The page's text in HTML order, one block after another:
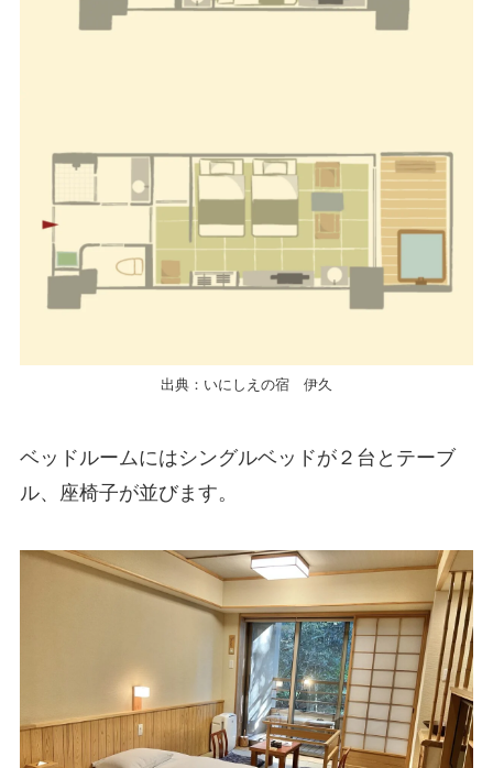
出典：いにしえの宿 伊久
ベッドルームにはシングルベッドが２台とテーブ
ル、座椅子が並びます。